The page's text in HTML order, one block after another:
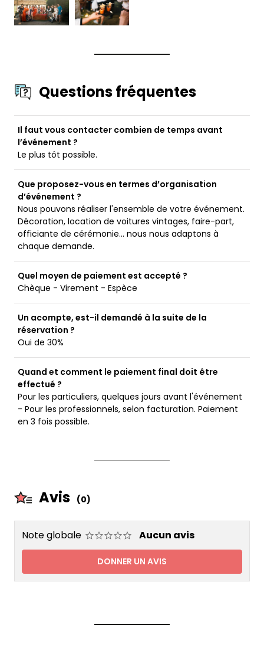
Questions fréquentes
Il faut vous contacter combien de temps avant
l’événement ?
Le plus tôt possible.
Que proposez-vous en termes d’organisation
d’événement ?
Nous pouvons réaliser l'ensemble de votre événement.
Décoration, location de voitures vintages, faire-part,
officiante de cérémonie... nous nous adaptons à
chaque demande.
Quel moyen de paiement est accepté ?
Chèque - Virement - Espèce
Un acompte, est-il demandé à la suite de la
réservation ?
Oui de 30%
Quand et comment le paiement final doit être
effectué ?
Pour les particuliers, quelques jours avant l'événement
- Pour les professionnels, selon facturation. Paiement
en 3 fois possible.
Avis (0)
Note globale Aucun avis
DONNER UN AVIS